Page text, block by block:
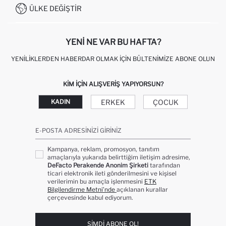
KAMPANYALAR
0850 333 22 86
ÜLKE DEĞIŞTIR
YENI NE VAR BU HAFTA?
YENILIKLERDEN HABERDAR OLMAK İÇIN BÜLTENIMIZE ABONE OLUN
KIM IÇIN ALIŞVERIŞ YAPIYORSUN?
KADIN ERKEK ÇOCUK
E-POSTA ADRESINIZI GIRINIZ
Kampanya, reklam, promosyon, tanıtım
amaçlarıyla yukarıda belirttiğim iletişim adresime,
DeFacto Perakende Anonim Şirketi tarafından
ticari elektronik ileti gönderilmesini ve kişisel
verilerimin bu amaçla işlenmesini ETK
Bilgilendirme Metni’nde açıklanan kurallar
çerçevesinde kabul ediyorum.
ŞIMDI ABONE OL!